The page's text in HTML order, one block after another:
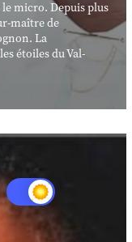
micro. Depuis plus
maître de
La
étoiles du Val-